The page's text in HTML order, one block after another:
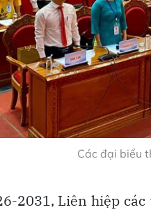
Các đại biểu
2031, Liên hiệp